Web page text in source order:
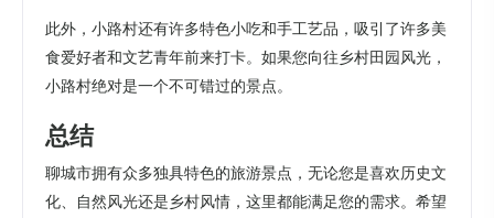
此外，小路村还有许多特色小吃和手工艺品，吸引了许多美
食爱好者和文艺青年前来打卡。如果您向往乡村田园风光，
小路村绝对是一个不可错过的景点。
总结
聊城市拥有众多独具特色的旅游景点，无论您是喜欢历史文
化、自然风光还是乡村风情，这里都能满足您的需求。希望